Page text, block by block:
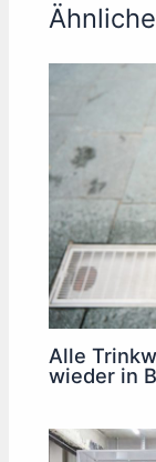
Alle
wieder in